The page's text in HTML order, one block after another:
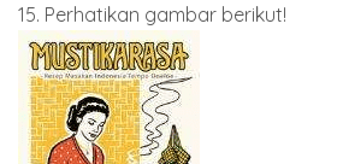
15. Perhatikan gambar berikut!